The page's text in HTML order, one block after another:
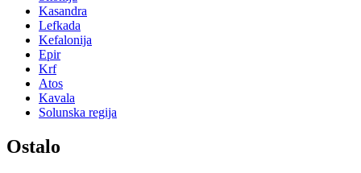
Kasandra
Lefkada
Kefalonija
Epir
Krf
Atos
Kavala
Solunska regija
Ostalo